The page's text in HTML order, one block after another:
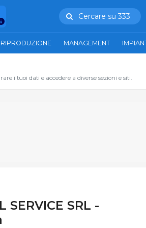
Cercare su 333
MANAGEMENT
i tuoi dati e accedere a diverse sezioni e siti.
SERVICE SRL -